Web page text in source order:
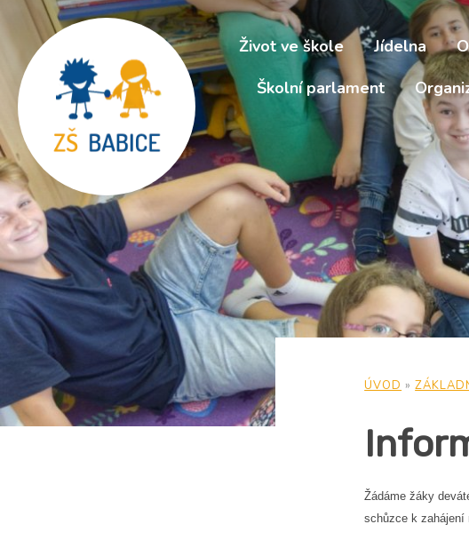
Život ve škole Jídelna
Školní parlament
ÚVOD »
Žádáme žáky
schůzce k zahájení